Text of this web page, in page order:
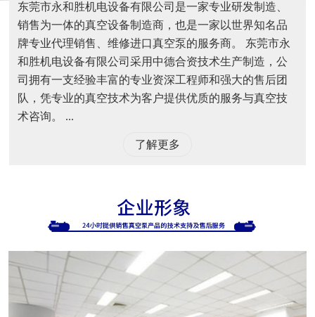
东莞市永和胜机电设备有限公司是一家专业研发制造、
销售为一体的真空设备制造商，也是一家以世界知名品
牌专业代理销售、维修进口真空泵的服务商。 东莞市永
和胜机电设备有限公司采用中德合资技术生产制造，公
司拥有一支经验丰富的专业资深工程师和强大的售后团
队，凭专业的真空技术为客户提供优质的服务与真空技
术咨询。 ...
了解更多